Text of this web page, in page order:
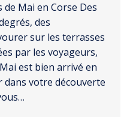
de Mai en Corse Des
des
sur les terrasses
par les voyageurs,
est bien arrivé en
dans votre découverte